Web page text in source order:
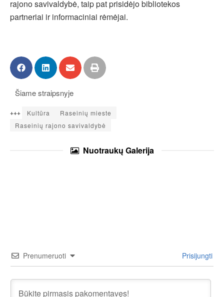
rajono savivaldybė, taip pat prisidėjo bibliotekos
partneriai ir informaciniai rėmėjai.
Šiame straipsnyje
+++ Kultūra
Raseinių mieste
Raseinių rajono savivaldybė
Nuotraukų Galerija
Prenumeruoti Prisijungti